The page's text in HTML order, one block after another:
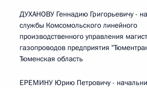
ДУХАНОВУ Геннадию Григорьевичу -
службы Комсомольского линейного
производственного управления
газопроводов предприятия
Тюменская область
ЕРЕМИНУ Юрию Петровичу -